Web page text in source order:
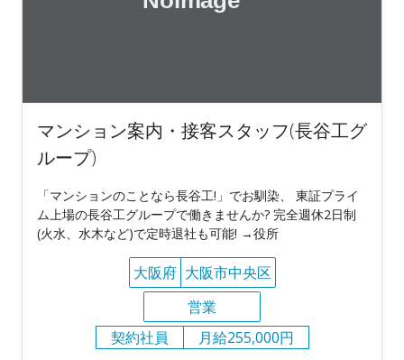
マンション案内・接客スタッフ(長谷工グ
ループ)
「マンションのことなら長谷工!」でお馴染、 東証プライ
ム上場の長谷工グループで働きませんか? 完全週休2日制
(火水、水木など)で定時退社も可能! →役所
大阪府 大阪市中央区
営業
契約社員
月給255,000円